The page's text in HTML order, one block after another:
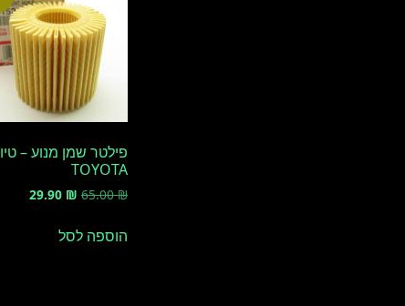
פילטר שמן מנוע –
TOYOTA
65.00₪
המחיר
היה:
29.90 ₪
המחיר
הוספה לסל